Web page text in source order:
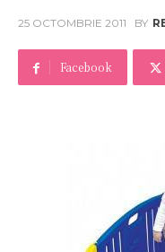
25 OCTOMBRIE 2011 BY
Facebook